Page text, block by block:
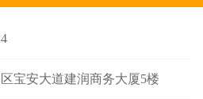
宝安大道建润商务大厦5楼